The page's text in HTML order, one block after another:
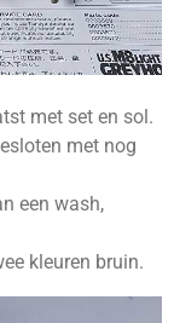
met set en sol.
met nog
een wash,
kleuren bruin.